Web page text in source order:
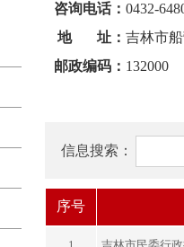
咨询电话： 0432-
地 址： 吉林市
邮政编码： 132000
信息搜索：
序号